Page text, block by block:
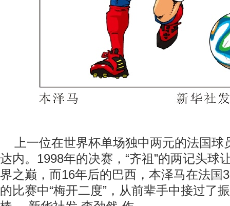
上一位在世界杯单场独中两元的法国球
达内。1998年的决赛，“齐祖”的两记头球
界之巅，而16年后的巴西，本泽马在法国
的比赛中“梅开二度”，从前辈手中接过了